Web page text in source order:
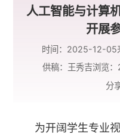
人工智能与计算
开展
时间：2025-12-05
供稿：王秀吉浏览：
分
为开阔学生专业